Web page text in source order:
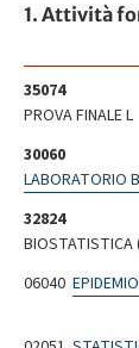
1. Attività
35074
PROVA FINALE L
30060
LABORATORIO
32824
BIOSTATISTICA
06040